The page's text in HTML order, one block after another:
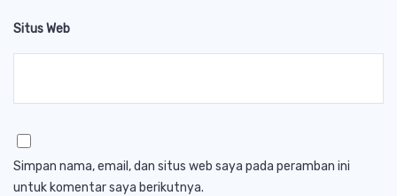
Situs Web
Simpan nama, email, dan situs web saya pada peramban ini
untuk komentar saya berikutnya.